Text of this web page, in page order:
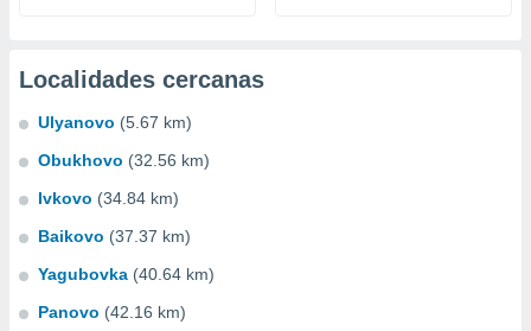
Localidades cercanas
Ulyanovo (5.67 km)
Obukhovo (32.56 km)
Ivkovo (34.84 km)
Baikovo (37.37 km)
Yagubovka (40.64 km)
Panovo (42.16 km)